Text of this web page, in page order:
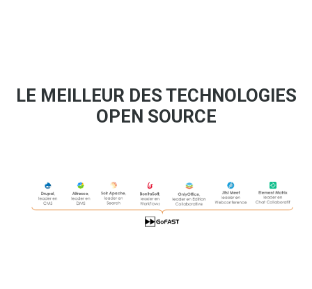
LE MEILLEUR DES TECHNOLOGIES
OPEN SOURCE